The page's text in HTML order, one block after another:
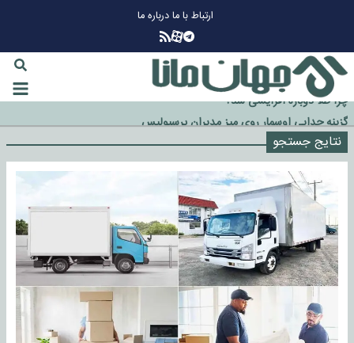
ارتباط با مادرباره ما
چرا طلا دوباره افزایشی شد؟
گزینه جدایی اوسمار روی میز مدیران پرسپولیس
آیا رئیس جمهور آمریکا قانون را دور می‌زند؟
اخراج رسمی چهره نامدار از پرسپولیس
سازمان اطلاعات سپاه: پروژه دولت ترامپ برای مهار چین، روسیه و اروپا شکست
خورد
نتایج جستجو